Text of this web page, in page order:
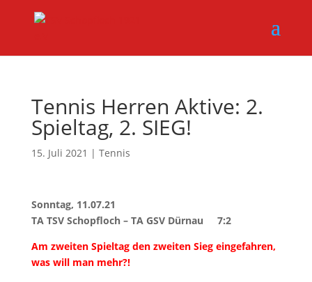
Tennis Herren Aktive: 2.
Spieltag, 2. SIEG!
15. Juli 2021 | Tennis
Sonntag, 11.07.21
TA TSV Schopfloch – TA GSV Dürnau 7:2
Am zweiten Spieltag den zweiten Sieg eingefahren,
was will man mehr?!